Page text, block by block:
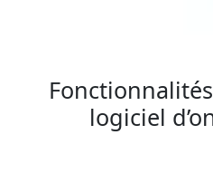
logiciel